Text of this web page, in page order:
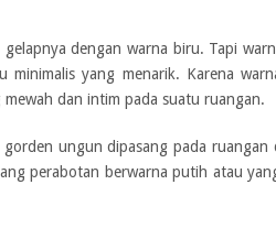
dengan warna biru. Tapi
yang menarik. Karena
dan intim pada suatu ruangan.
ungun dipasang pada ruangan
perabotan berwarna putih atau